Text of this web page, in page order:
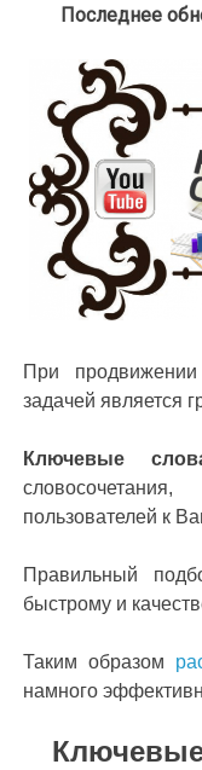
Последнее
При
задачей является
Ключевые
пользователей к
Правильный
быстрому и
Таким образом
намного